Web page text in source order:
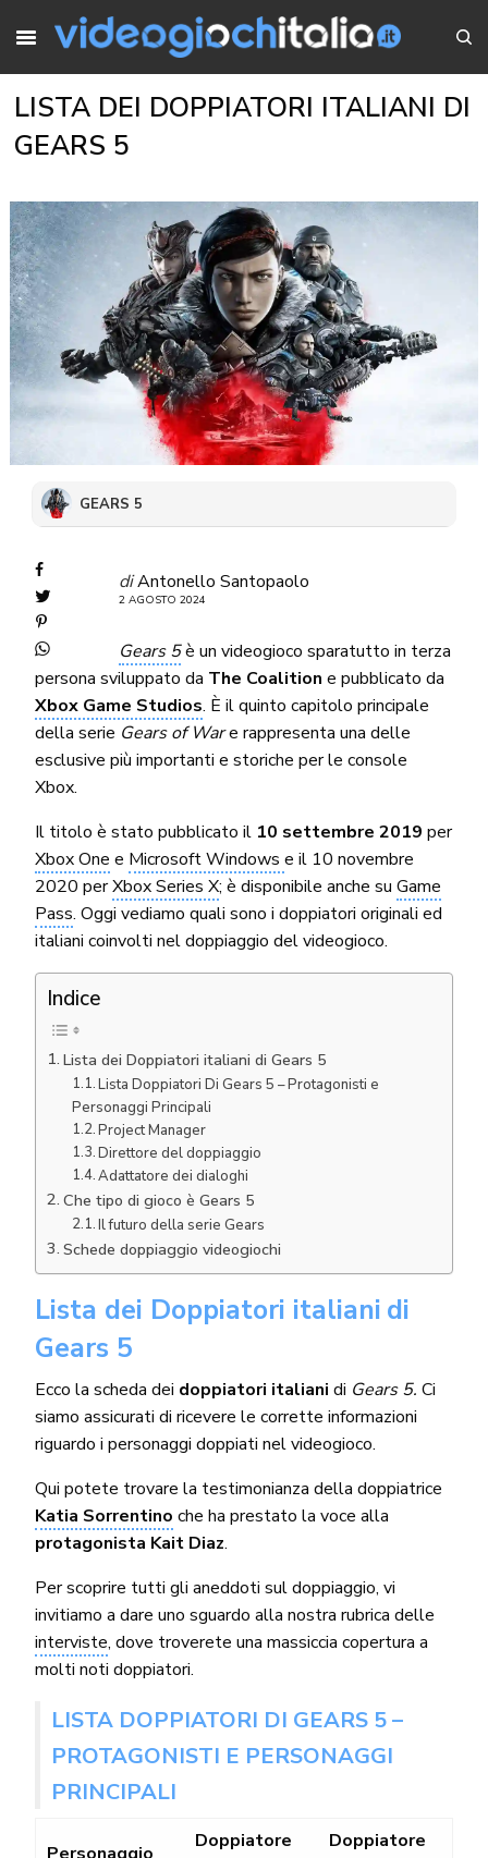
LISTA DEI DOPPIATORI ITALIANI DI
GEARS 5
GEARS 5
diAntonello Santopaolo
2 AGOSTO 2024
Gears 5è un videogioco sparatutto in terza
persona sviluppato da The Coalition e pubblicato da
Xbox Game Studios. È il quinto capitolo principale
della serie Gears of Ware rappresenta una delle
esclusive più importanti e storiche per le console
Xbox.
Il titolo è stato pubblicato il 10 settembre 2019 per
Xbox One e Microsoft Windowse il 10 novembre
2020 perXbox Series X; è disponibile anche suGame
Pass. Oggi vediamo quali sono i doppiatori originali ed
italiani coinvolti nel doppiaggio del videogioco.
Indice
Lista dei Doppiatori italiani di Gears 5
Lista Doppiatori Di Gears 5 – Protagonisti e
Personaggi Principali
Project Manager
Direttore del doppiaggio
Adattatore dei dialoghi
Che tipo di gioco è Gears 5
Il futuro della serie Gears
Schede doppiaggio videogiochi
Lista dei Doppiatori italiani di
Gears 5
Ecco la scheda dei doppiatori italiani di Gears 5.Ci
siamo assicurati di ricevere le corrette informazioni
riguardo i personaggi doppiati nel videogioco.
Qui potete trovare la testimonianza della doppiatrice
Katia Sorrentino che ha prestato la voce alla
protagonista Kait Diaz.
Per scoprire tutti gli aneddoti sul doppiaggio, vi
invitiamo a dare uno sguardo alla nostra rubrica delle
interviste, dove troverete una massiccia copertura a
molti noti doppiatori.
LISTA DOPPIATORI DI GEARS 5 –
PROTAGONISTI E PERSONAGGI
PRINCIPALI
Personaggio
Doppiatore
Doppiatore